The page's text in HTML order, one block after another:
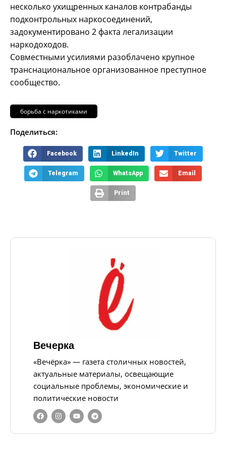
несколько ухищренных каналов контрабанды
подконтрольных наркосоединений,
задокументировано 2 факта легализации
наркодоходов.
Совместными усилиями разоблачено крупное
транснациональное организованное преступное
сообщество.
борьба с наркотиками
Поделиться:
Facebook LinkedIn Twitter
Telegram WhatsApp Email
Print
Вечерка
«Вечёрка» — газета столичных новостей,
актуальные материалы, освещающие
социальные проблемы, экономические и
политические новости